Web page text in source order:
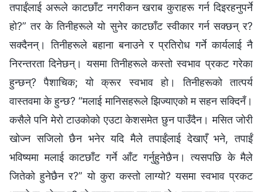
तपाईंलाई अरूले काटछाँट नगरीकन खराब कुराहरू गर्न दिइरहनुपर्ने
हो?” तर के तिनीहरूले यो सुनेर काटछाँट स्वीकार गर्न सक्छन् र?
सक्दैनन्। तिनीहरूले बहाना बनाउने र प्रतिरोध गर्ने कार्यलाई नै
निरन्तरता दिनेछन्। यसमा तिनीहरूले कस्तो स्वभाव प्रकट गरेका
हुन्छन्? पैशाचिक; यो क्रूर स्वभाव हो। तिनीहरूको तात्पर्य
वास्तवमा के हुन्छ? “मलाई मानिसहरूले झिज्याएको म सहन सक्दिनँ।
कसैले पनि मेरो टाउकोको एउटा केशसमेत छुन पाउँदैन। मसित जोरी
खोज्‍न सजिलो छैन भनेर यदि मैले तपाईंलाई देखाएँ भने, तपाईं
भविष्यमा मलाई काटछाँट गर्ने आँट गर्नुहुनेछैन। त्यसपछि के मैले
जितेको हुनेछैन र?” यो कुरा कस्तो लाग्यो? यसमा स्वभाव प्रकट